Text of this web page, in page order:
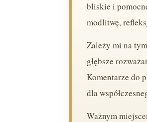
bliskie i
modlitwę,
Zależy mi na
głębsze
Komentarze do
dla
Ważnym